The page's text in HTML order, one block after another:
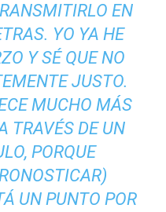
EN
YO YA HE
Y SÉ QUE NO
JUSTO.
MUCHO MÁS
TRAVÉS DE UN
PORQUE
UN PUNTO POR